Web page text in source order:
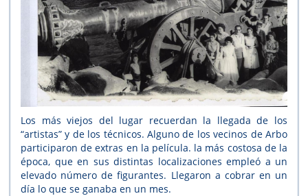
Los más viejos del lugar recuerdan la llegada de los
“artistas” y de los técnicos. Alguno de los vecinos de Arbo
participaron de extras en la película. la más costosa de la
época, que en sus distintas localizaciones empleó a un
elevado número de figurantes. Llegaron a cobrar en un
día lo que se ganaba en un mes.